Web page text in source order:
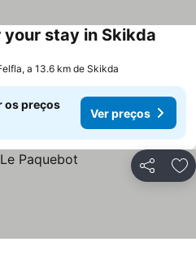
stay in Skikda
a 13.6 km de Skikda
os preços
Ver preços
Partilhar